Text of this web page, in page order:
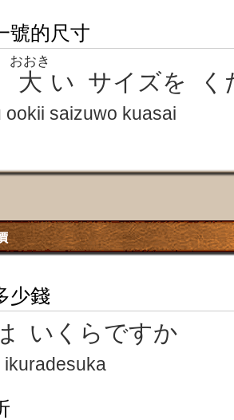
號的尺寸
大
おおき
い サイズを く
ookii saizuwo kuasai
少錢
いくらですか
ikuradesuka